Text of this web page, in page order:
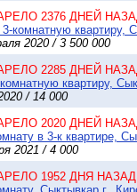
2376 ДНЕЙ
комнатную квартиру,
2020 / 3 500 000
2285 ДНЕЙ
квартиру,
/ 14 000
2020 ДНЕЙ
в 3-к квартире,
2021 / 4 000
1952 ДНЯ НАЗАД